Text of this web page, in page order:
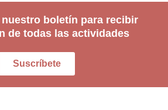
boletín para recibir
de todas las actividades
Suscríbete